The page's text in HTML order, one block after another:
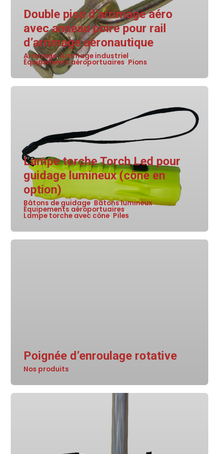
Double pion d’arrimage aéro
avec anneau poire pour rail
d’arrimage aéronautique
Arrimage,Arrimage industriel,
Équipements aéroportuaires, Pions
Lampe torche Torch Led pour
guidage lumineux (cône en
option)
Bâtons de guidage, Bâtons lumineux,
Équipements aéroportuaires,
Lampe torche avec cône, Piles
Poignée d’enroulage rotative
Nos produits